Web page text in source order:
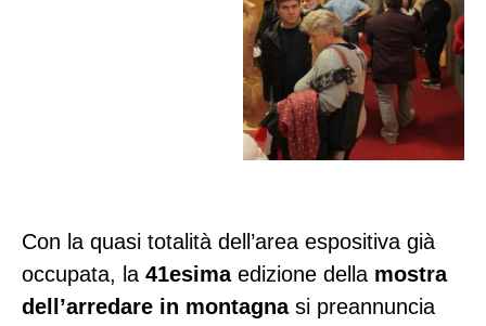
Con la quasi totalità dell’area espositiva già
occupata, la 41esimaedizione della mostra
dell’arredare in montagnasi preannuncia